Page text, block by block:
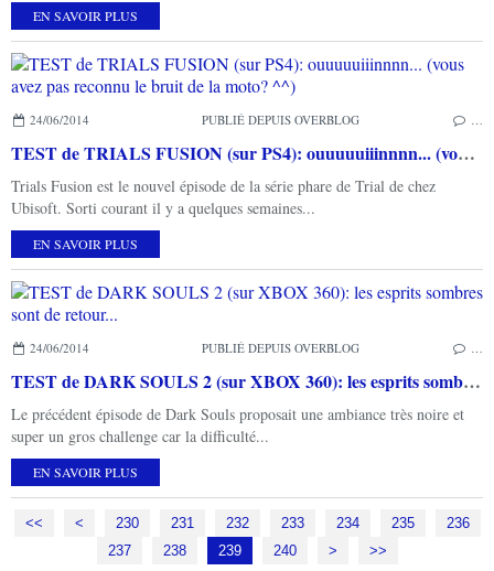
EN SAVOIR PLUS
24/06/2014 PUBLIÉ DEPUIS OVERBLOG …
TEST de TRIALS FUSION (sur PS4): ouuuuuiiinnnn... (vous avez pas reconnu le bruit de la moto? ^^)
Trials Fusion est le nouvel épisode de la série phare de Trial de chez
Ubisoft. Sorti courant il y a quelques semaines...
EN SAVOIR PLUS
24/06/2014 PUBLIÉ DEPUIS OVERBLOG …
TEST de DARK SOULS 2 (sur XBOX 360): les esprits sombres sont de retour...
Le précédent épisode de Dark Souls proposait une ambiance très noire et
super un gros challenge car la difficulté...
EN SAVOIR PLUS
<< < 200
210
220
230 231 232 233 234 235
236
237
238 239 240 250
> >>